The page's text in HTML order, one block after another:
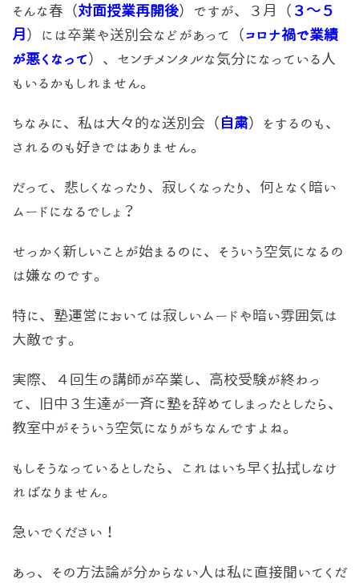
そんな春（対面授業再開後）ですが、３月（ ３～５
月 ）には卒業や送別会などがあって（コロナ禍で業績
が悪くなって）、センチメンタルな気分になっている人
もいるかもしれません。
ちなみに、私は大々的な送別会（ 自粛）をするのも、
されるのも好きではありません。
だって、悲しくなったり、寂しくなったり、何となく暗い
ムードになるでしょ？
せっかく新しいことが始まるのに、そういう空気になるの
は嫌なのです。
特に、塾運営においては寂しいムードや暗い雰囲気は
大敵です。
実際、４回生の講師が卒業し、高校受験が終わっ
て、旧中３生達が一斉に塾を辞めてしまったとしたら、
教室中がそういう空気になりがちなんですよね。
もしそうなっているとしたら、これはいち早く払拭しなけ
ればなりません。
急いでください！
あっ、その方法論が分からない人は私に直接聞いてくだ